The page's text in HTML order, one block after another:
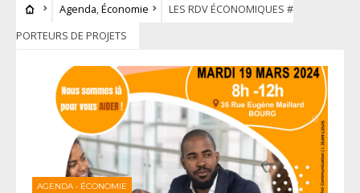
Agenda,Économie
LES RDV ÉCONOMIQUES #
PORTEURS DE PROJETS
AGENDA • ÉCONOMIE